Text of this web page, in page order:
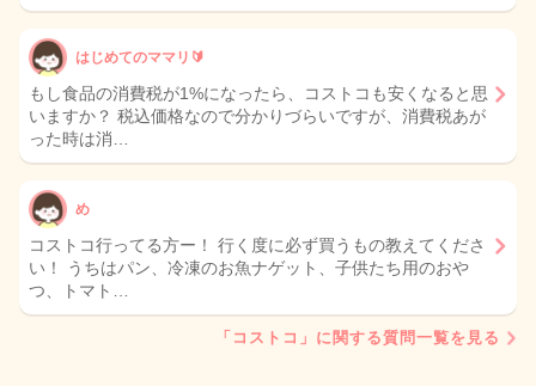
はじめてのママリ🔰
もし食品の消費税が1%になったら、コストコも安くなると思
いますか？ 税込価格なので分かりづらいですが、消費税あが
った時は消…
め
コストコ行ってる方ー！ 行く度に必ず買うもの教えてくださ
い！ うちはパン、冷凍のお魚ナゲット、子供たち用のおや
つ、トマト…
「コストコ」に関する質問一覧を見る